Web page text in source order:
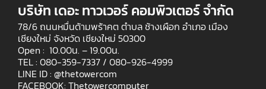
บริษัท เดอะ ทาวเวอร์ คอมพิวเตอร์ จำกัด
78/6 ถนนหมื่นด้ามพร้าคต ตำบล ช้างเผือก อำเภอ เมือง
เชียงใหม่ จังหวัด เชียงใหม่ 50300
Open : 10.00น. – 19.00น.
TEL : 080-359-7337 / 080-926-4999
LINE ID : @thetowercom
FACEBOOK: Thetowercomputer